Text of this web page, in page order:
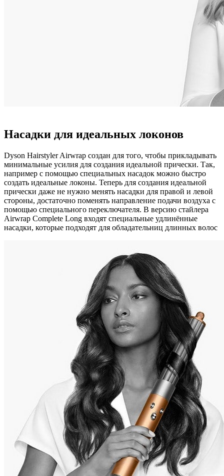
Насадки для идеальных локонов
Dyson Hairstyler Airwrap создан для того, чтобы прикладывать
минимальные усилия для создания идеальной прически. Так,
например с помощью специальных насадок можно быстро
создать идеальные локоны. Теперь для создания идеальной
прически даже не нужно менять насадки для правой и левой
стороны, достаточно поменять направление подачи воздуха с
помощью специального переключателя. В версию стайлера
Airwrap Complete Long входят специальные удлинённые
насадки, которые подходят для обладательниц длинных волос